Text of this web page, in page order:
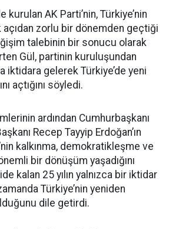
kurulan AK Parti’nin, Türkiye’nin
zorlu bir dönemden geçtiği
talebinin bir sonucu olarak
Gül, partinin kuruluşundan
iktidara gelerek Türkiye’de yeni
açtığını söyledi.
ardından Cumhurbaşkanı
Recep Tayyip Erdoğan’ın
kalkınma, demokratikleşme ve
bir dönüşüm yaşadığını
kalan 25 yılın yalnızca bir iktidar
Türkiye’nin yeniden
dile getirdi.